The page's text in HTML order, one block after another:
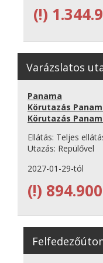
(!)
Varázslatos
Panama
Körutazás
Körutazás
Ellátás: Teljes
Utazás: Repülővel
2027-01-29-tól
(!)